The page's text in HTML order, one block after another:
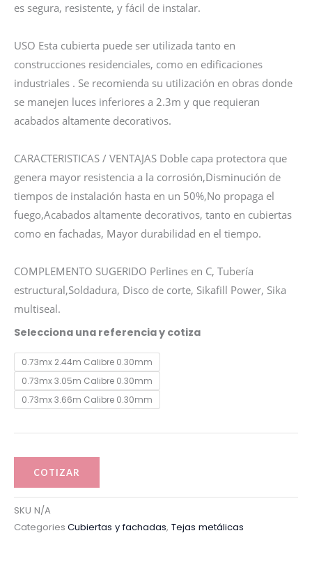
es segura, resistente, y fácil de instalar.
USO Esta cubierta puede ser utilizada tanto en
construcciones residenciales, como en edificaciones
industriales . Se recomienda su utilización en obras donde
se manejen luces inferiores a 2.3m y que requieran
acabados altamente decorativos.
CARACTERISTICAS / VENTAJAS Doble capa protectora que
genera mayor resistencia a la corrosión,Disminución de
tiempos de instalación hasta en un 50%,No propaga el
fuego,Acabados altamente decorativos, tanto en cubiertas
como en fachadas, Mayor durabilidad en el tiempo.
COMPLEMENTO SUGERIDO Perlines en C, Tubería
estructural,Soldadura, Disco de corte, Sikafill Power, Sika
multiseal.
Selecciona una referencia y cotiza
0.73mx 2.44m Calibre 0.30mm
0.73mx 3.05m Calibre 0.30mm
0.73mx 3.66m Calibre 0.30mm
TEJA
cantidad
COTIZAR
SKU N/A
Categories Cubiertas y fachadas, Tejas metálicas